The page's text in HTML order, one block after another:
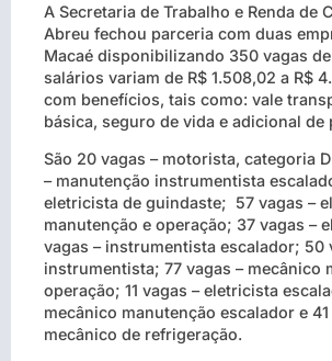
A Secretaria de Trabalho e Renda de
Abreu fechou parceria com duas
Macaé disponibilizando 350 vagas
salários variam de R$ 1.508,02 a R$
com benefícios, tais como: vale
básica, seguro de vida e adicional de
São 20 vagas – motorista, categoria
– manutenção instrumentista
eletricista de guindaste; 57 vagas –
manutenção e operação; 37 vagas –
vagas – instrumentista escalador; 50
instrumentista; 77 vagas – mecânico
operação; 11 vagas – eletricista
mecânico manutenção escalador e 41
mecânico de refrigeração.